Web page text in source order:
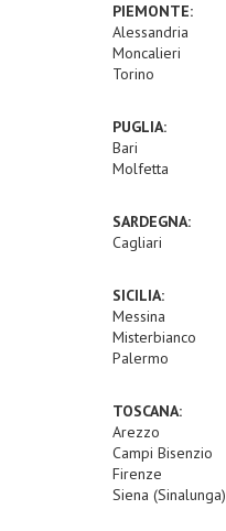
PIEMONTE:
Alessandria
Moncalieri
Torino
PUGLIA:
Bari
Molfetta
SARDEGNA:
Cagliari
SICILIA:
Messina
Misterbianco
Palermo
TOSCANA:
Arezzo
Campi Bisenzio
Firenze
Siena (Sinalunga)